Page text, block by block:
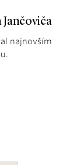
najnovším